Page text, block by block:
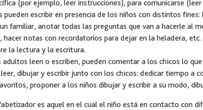
(por ejemplo, leer instrucciones), para comunicarse (leer
pueden escribir en presencia de los niños con distintos
familiar, anotar todas las preguntas que van a hacerle al
hacer notas con recordatorios para dejar en la heladera, etc.
la lectura y la escritura.
adultos leen o escriben, pueden comentar a los chicos lo
leer, dibujar y escribir junto con los chicos: dedicar tiempo a
proponer a los niños dibujar y escribir a su modo,
es aquel en el cual el niño está en contacto con